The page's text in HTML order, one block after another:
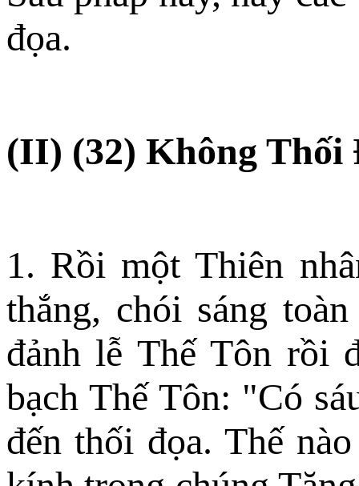
đọa.
(II) (32) Không Thối
1. Rồi một Thiên
thắng, chói sáng
đảnh lễ Thế Tôn rồi
bạch Thế Tôn: "Có
đến thối đọa. Thế